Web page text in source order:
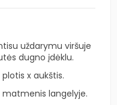
uždarymu viršuje
dugno įdėklu.
x aukštis.
matmenis langelyje.